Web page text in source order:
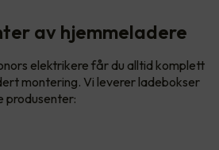
av hjemmeladere
elektrikere får du alltid komplett
montering. Vi leverer ladebokser
produsenter: